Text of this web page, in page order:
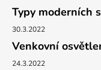
Typy moderních
30.3.2022
Venkovní
24.3.2022